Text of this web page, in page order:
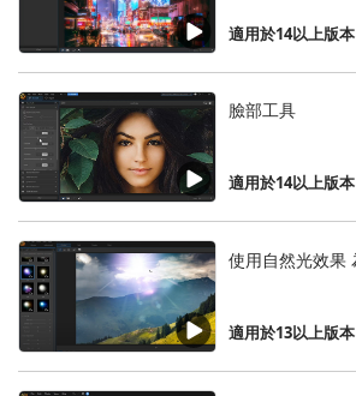
適用於14以上版本
臉部工具
適用於14以上版本
使用自然光效果
適用於13以上版本